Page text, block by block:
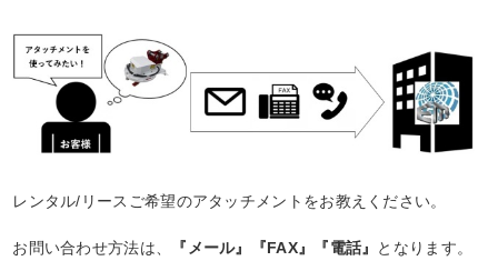
レンタル/リースご希望のアタッチメントをお教えください。
お問い合わせ方法は、 『メール』『FAX』『電話』 となります。